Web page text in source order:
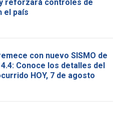
reforzará controles de
el país
con nuevo SISMO de
Conoce los detalles del
HOY, 7 de agosto